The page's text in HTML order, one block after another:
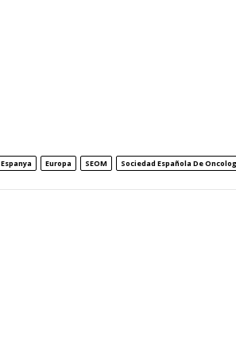
Espanya Europa SEOM Sociedad Española De